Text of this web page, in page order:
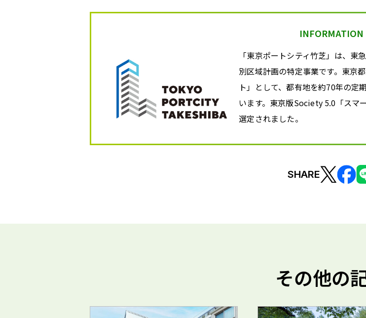
INFORMATION
「東京ポートシティ竹芝」は、
別区域計画の特定事業です。東京
ト」として、都有地を約70年の定
います。東京版Society 5.0「スマ
選定されました。
SHARE
その他の